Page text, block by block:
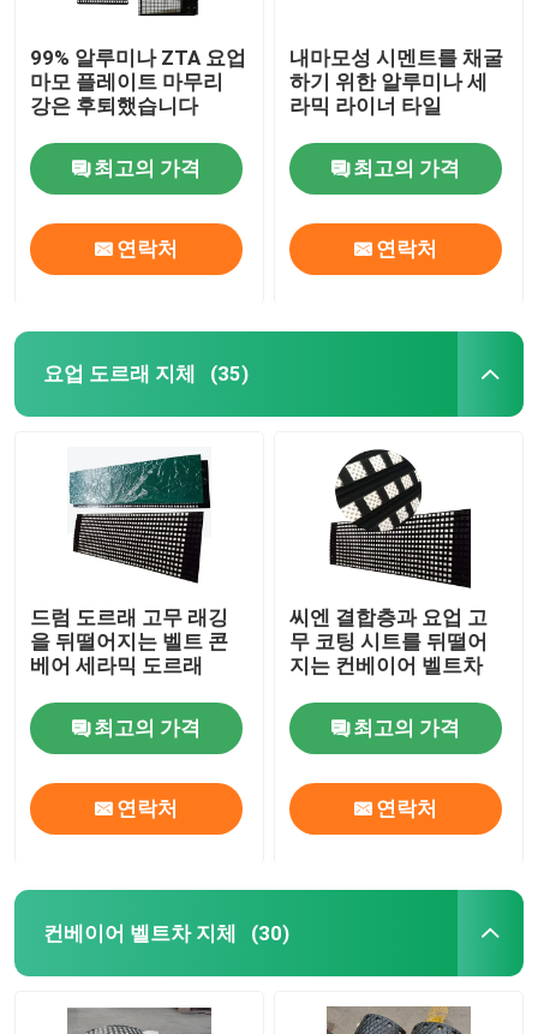
99% 알루미나 ZTA 요업
마모 플레이트 마무리
강은 후퇴했습니다
최고의 가격
연락처
내마모성 시멘트를 채굴
하기 위한 알루미나 세
라믹 라이너 타일
최고의 가격
연락처
요업 도르래 지체 (35)
드럼 도르래 고무 래깅
을 뒤떨어지는 벨트 콘
베어 세라믹 도르래
최고의 가격
연락처
씨엔 결합층과 요업 고
무 코팅 시트를 뒤떨어
지는 컨베이어 벨트차
최고의 가격
연락처
컨베이어 벨트차 지체 (30)